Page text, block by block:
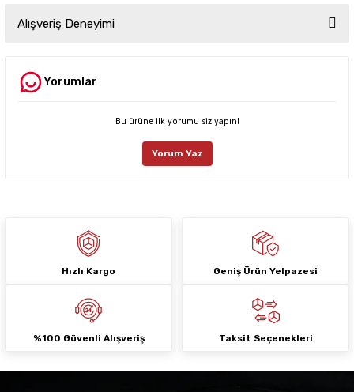
yetersiz gördüğünüz noktaları öneri formunu kullanarak tarafımıza
iletebilirsiniz.
Ürün resmi kalitesiz, bozuk veya görüntülenemiyor.
Ürün fiyatı diğer sitelerden daha pahalı.
Alışveriş Deneyimi
Deneyimini Paylaş
Yorumlar
Bu ürüne ilk yorumu siz yapın!
Yorum Yaz
Hızlı Kargo Geniş Ürün Yelpazesi
%100 Güvenli Alışveriş Taksit Seçenekleri